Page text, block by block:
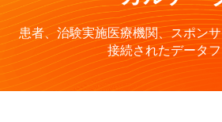
患者、治験実施医療機関、スポン
接続されたデータ